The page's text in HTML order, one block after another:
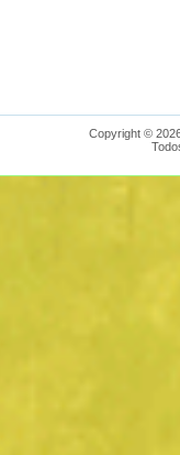
Copyright ©